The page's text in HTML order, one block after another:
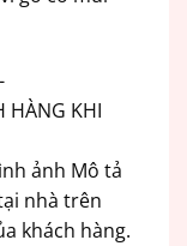
HÀNG KHI
ảnh Mô tả
nhà trên
khách hàng.